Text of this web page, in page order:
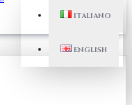
ITALIANO
ENGLISH